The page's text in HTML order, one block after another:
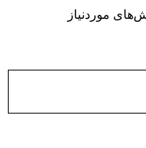
موردنیاز